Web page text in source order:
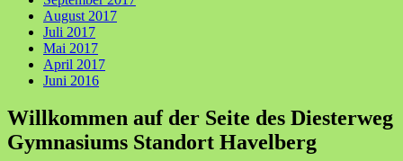
August 2017
Juli 2017
Mai 2017
April 2017
Juni 2016
Willkommen auf der Seite des Diesterweg
Gymnasiums Standort Havelberg